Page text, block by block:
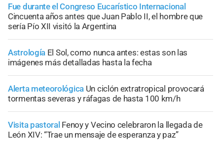
Fue durante el Congreso Eucarístico Internacional
Cincuenta años antes que Juan Pablo II, el hombre que
sería Pío XII visitó la Argentina
Astrología El Sol, como nunca antes: estas son las
imágenes más detalladas hasta la fecha
Alerta meteorológica Un ciclón extratropical provocará
tormentas severas y ráfagas de hasta 100 km/h
Visita pastoral Fenoy y Vecino celebraron la llegada de
León XIV: “Trae un mensaje de esperanza y paz”